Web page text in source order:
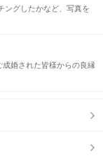
、必見 ／
ングしたかなど、写真を
婚された皆様からの良縁